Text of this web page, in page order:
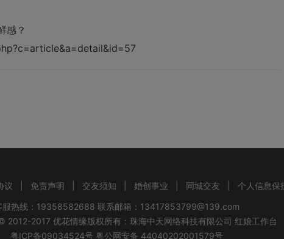
感？
议 免责声明 交友须知 婚创事业 同城交友 个人信息保
服热线：19358582688 联系邮箱：13417853799@139.com
2012-2017 优花情缘版权所有： 珠海中天网络科技有限公司 红娘工作台
粤ICP备09034524号 粤公网安备 44040202001579号